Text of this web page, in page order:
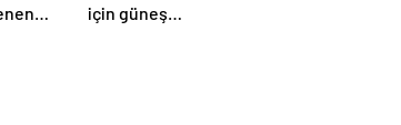
için güneş